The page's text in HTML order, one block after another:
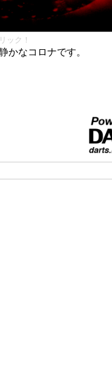
ック！
かなコロナです。